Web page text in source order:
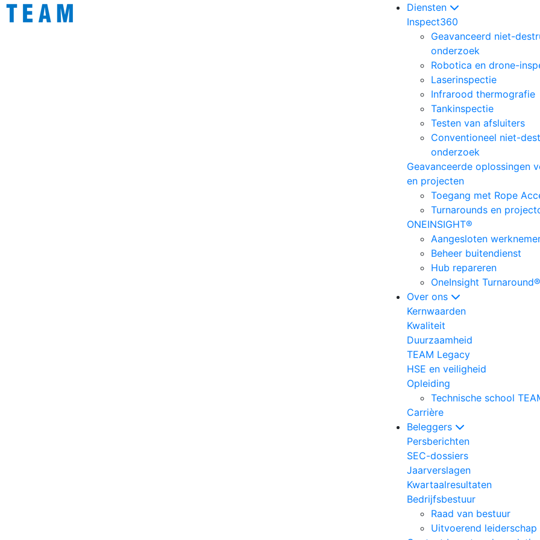
Diensten
Inspect360
Geavanceerd niet-
onderzoek
Robotica en drone-
Laserinspectie
Infrarood thermografie
Tankinspectie
Testen van afsluiters
Conventioneel niet-
onderzoek
Geavanceerde oplossingen
en projecten
Toegang met Rope
Turnarounds en
ONEINSIGHT®
Aangesloten
Beheer buitendienst
Hub repareren
OneInsight Turnaround®
Over ons
Kernwaarden
Kwaliteit
Duurzaamheid
TEAM Legacy
HSE en veiligheid
Opleiding
Technische school
Carrière
Beleggers
Persberichten
SEC-dossiers
Jaarverslagen
Kwartaalresultaten
Bedrijfsbestuur
Raad van bestuur
Uitvoerend leiderschap